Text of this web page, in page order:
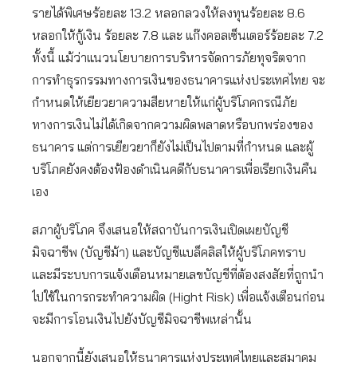
รายได้พิเศษร้อยละ 13.2 หลอกลวงให้ลงทุนร้อยละ 8.6
หลอกให้กู้เงิน ร้อยละ 7.8 และ แก๊งคอลเซ็นเตอร์ร้อยละ 7.2
ทั้งนี้ แม้ว่าแนวนโยบายการบริหารจัดการภัยทุจริตจาก
การทำธุรกรรมทางการเงินของธนาคารแห่งประเทศไทย จะ
กำหนดให้เยียวยาความสียหายให้แก่ผู้บริโภคกรณีภัย
ทางการเงินไม่ได้เกิดจากความผิดพลาดหรือบกพร่องของ
ธนาคาร แต่การเยียวยาก็ยังไม่เป็นไปตามที่กำหนด และผู้
บริโภคยังคงต้องฟ้องดำเนินคดีกับธนาคารเพื่อเรียกเงินคืน
เอง
สภาผู้บริโภค จึงเสนอให้สถาบันการเงินเปิดเผยบัญชี
มิจฉาชีพ (บัญชีม้า) และบัญชีแบล็คลิสให้ผู้บริโภคทราบ
และมีระบบการแจ้งเตือนหมายเลขบัญชีที่ต้องสงสัยที่ถูกนำ
ไปใช้ในการกระทำความผิด (Hight Risk) เพื่อแจ้งเตือนก่อน
จะมีการโอนเงินไปยังบัญชีมิจฉาชีพเหล่านั้น
นอกจากนี้ยังเสนอให้ธนาคารแห่งประเทศไทยและสมาคม